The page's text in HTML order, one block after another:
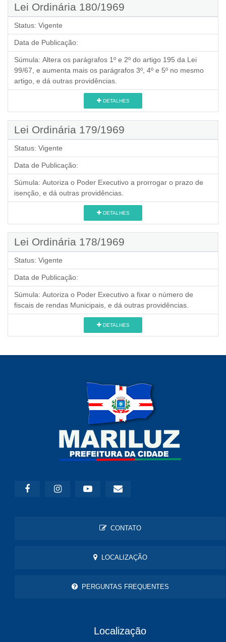
Lei Ordinária 180/1969
Status: Vigente
Data de Publicação:
Súmula: Altera os parágrafos 1º e 2º do artigo 195 da Lei
99/67, e aumenta mais os parágrafos 3º, 4º e 5º no mesmo
artigo, e dá outras providências.
DETALHES
Lei Ordinária 179/1969
Status: Vigente
Data de Publicação:
Súmula: Autoriza o Poder Executivo a prorrogar o prazo de
isenção, e dá outras providências.
DETALHES
Lei Ordinária 178/1969
Status: Vigente
Data de Publicação:
Súmula: Autoriza o Poder Executivo a fixar o número de
fiscais de rendas Municipais, e dá outras providências.
DETALHES
CONTATO
LOCALIZAÇÃO
PERGUNTAS FREQUENTES
Localização